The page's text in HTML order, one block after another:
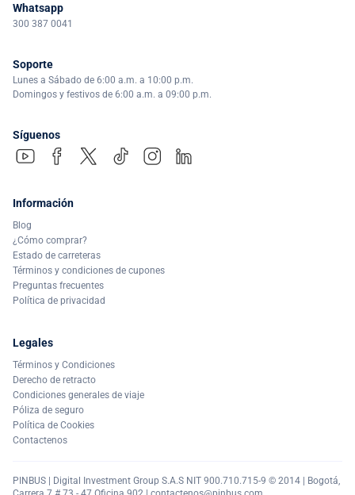
Whatsapp
300 387 0041
Soporte
Lunes a Sábado de 6:00 a.m. a 10:00 p.m.
Domingos y festivos de 6:00 a.m. a 09:00 p.m.
Síguenos
Información
Blog
¿Cómo comprar?
Estado de carreteras
Términos y condiciones de cupones
Preguntas frecuentes
Política de privacidad
Legales
Términos y Condiciones
Derecho de retracto
Condiciones generales de viaje
Póliza de seguro
Política de Cookies
Contactenos
PINBUS | Digital Investment Group S.A.S NIT 900.710.715-9 © 2014 | Bogotá,